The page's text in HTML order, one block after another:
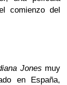
comienzo del
Jones muy
en España,